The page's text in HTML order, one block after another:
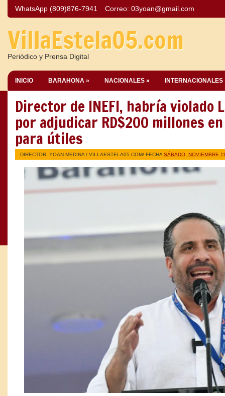
WhatsApp (809)876-7941 Correo: 03yoan@gmail.com
VillaEstela05.com
Periódico y Prensa Digital
INICIO BARAHONA » NACIONALES » INTERNACIONALES
Director de INEFI, habría violado
por adjudicar RD$200 millones
para útiles
DIRECTOR: YOAN MEDINA / VILLAESTELA05.COM/ FECHA SÁBADO, NOVIEMBRE